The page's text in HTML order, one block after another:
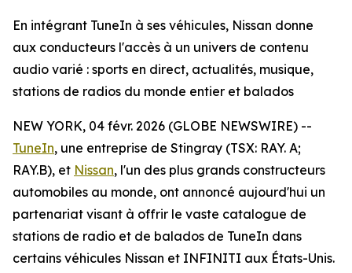
En intégrant TuneIn à ses véhicules, Nissan donne
aux conducteurs l'accès à un univers de contenu
audio varié : sports en direct, actualités, musique,
stations de radios du monde entier et balados
NEW YORK, 04 févr. 2026 (GLOBE NEWSWIRE) --
TuneIn, une entreprise de Stingray (TSX: RAY. A;
RAY.B), et Nissan, l'un des plus grands constructeurs
automobiles au monde, ont annoncé aujourd'hui un
partenariat visant à offrir le vaste catalogue de
stations de radio et de balados de TuneIn dans
certains véhicules Nissan et INFINITI aux États-Unis.